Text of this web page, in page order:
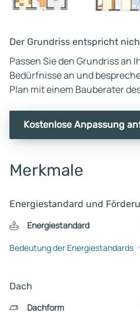
Der Grundriss entspricht
Passen Sie den Grundriss an
Bedürfnisse an und
Plan mit einem Bauberater
Kostenlose Anpassung
Merkmale
Energiestandard und
Energiestandard
Bedeutung der Energiestandards
Dach
Dachform